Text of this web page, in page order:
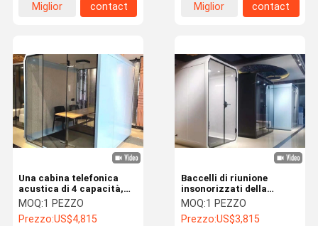
Controllo
Contattaci Casi
Chiedi Un
Preventivo
Porta a prova di suono
Porta isolante acustica
Porta isolante acustica
Miglior
contact
Miglior
contact
Baccelli di riunione
insonorizzati della
doppia della persona
cabina acustica di
alluminio dell'ufficio
MOQ:1 PEZZO
Prezzo:US$3,815
Una cabina telefonica
acustica di 4 capacità,
cabina telefonica privata
per l'ufficio
MOQ:1 PEZZO
Prezzo:US$4,815